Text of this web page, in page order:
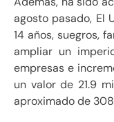
agosto pasado, El
14 años, suegros,
ampliar un
empresas e
un valor de 21.9
aproximado de